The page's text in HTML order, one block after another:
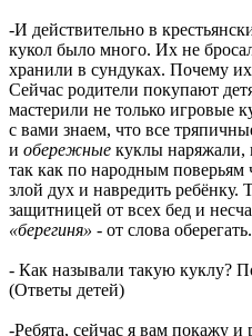
-И действительно в
кукол было много. Их не
хранили в сундуках. Почему
Сейчас родители покупают
мастерили не только игровые
с вами знаем, что все
и обережные куклы наряжали,
так как по народным поверьям
злой дух и навредить ребёнку.
защитницей от всех бед и
«берегиня» - от слова оберегать.
- Как называли такую куклу?
(Ответы детей)
-Ребята, сейчас я вам покажу и